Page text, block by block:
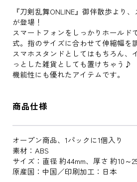
『刀剣乱舞ONLINE』御伴散歩より
が登場！
スマートフォンをしっかりホールド
式。指のサイズに合わせて伸縮幅を
スマホスタンドとしてはもちろん、
っとした雑貨としても置けちゃう♪
機能性にも優れたアイテムです。
商品仕様
オープン商品、1パックに1個入り
素材：ABS
サイズ：直径 約44mm、厚さ 約10～
原産国：中国／印刷加工：日本